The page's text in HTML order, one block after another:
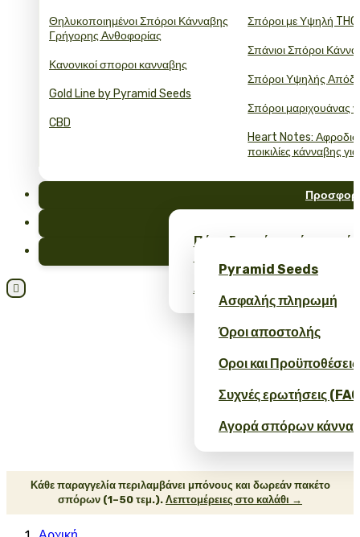
Θηλυκοποιημένοι Σπόροι Κάνναβης
Γρήγορης Ανθοφορίας
Κανονικοί σποροι κανναβης
Gold Line by Pyramid Seeds
CBD
Σπόροι με Υψηλή THC
Σπάνιοι Σπόροι
Σπόροι Υψηλής
Σπόροι μαριχουάνας
Heart Notes:
ποικιλίες κάνναβης
Πάρε δωρεάν σπόρους
Λάβετε έκπτωση 10% για
Pyramid Seeds
Ασφαλής πληρωμή
Όροι αποστολής
Οροι και Προϋποθέσεις
Συχνές ερωτήσεις
Αγορά σπόρων

Κάθε παραγγελία περιλαμβάνει μπόνους και δωρεάν πακέτο
σπόρων (1–50 τεμ.). Λεπτομέρειες στο καλάθι →